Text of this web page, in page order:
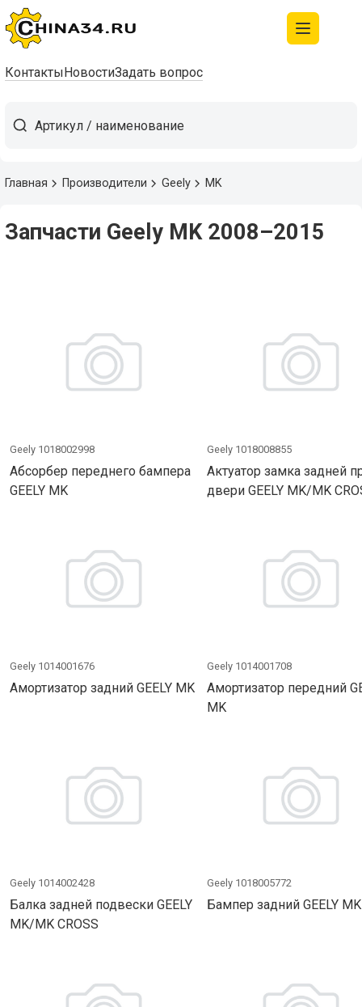
КонтактыНовостиЗадать вопрос
Главная Производители Geely MK
Запчасти Geely MK 2008–2015
Geely 1018002998
Абсорбер переднего бампера
GEELY MK
Geely 1018008855
Актуатор замка задней
двери GEELY MK/MK
Geely 1014001676
Амортизатор задний GEELY MK
Geely 1014001708
Амортизатор передний
MK
Geely 1014002428
Балка задней подвески GEELY
MK/MK CROSS
Geely 1018005772
Бампер задний GEELY MK